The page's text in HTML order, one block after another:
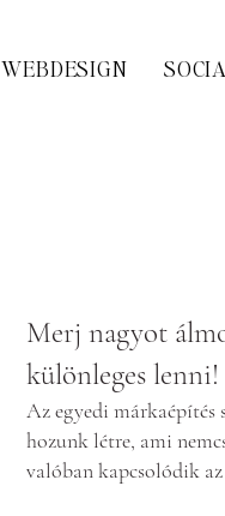
WEBDESIGN
Merj nagyot
különleges lenni!
Az egyedi márkaépítés
hozunk létre, ami
valóban kapcsolódik